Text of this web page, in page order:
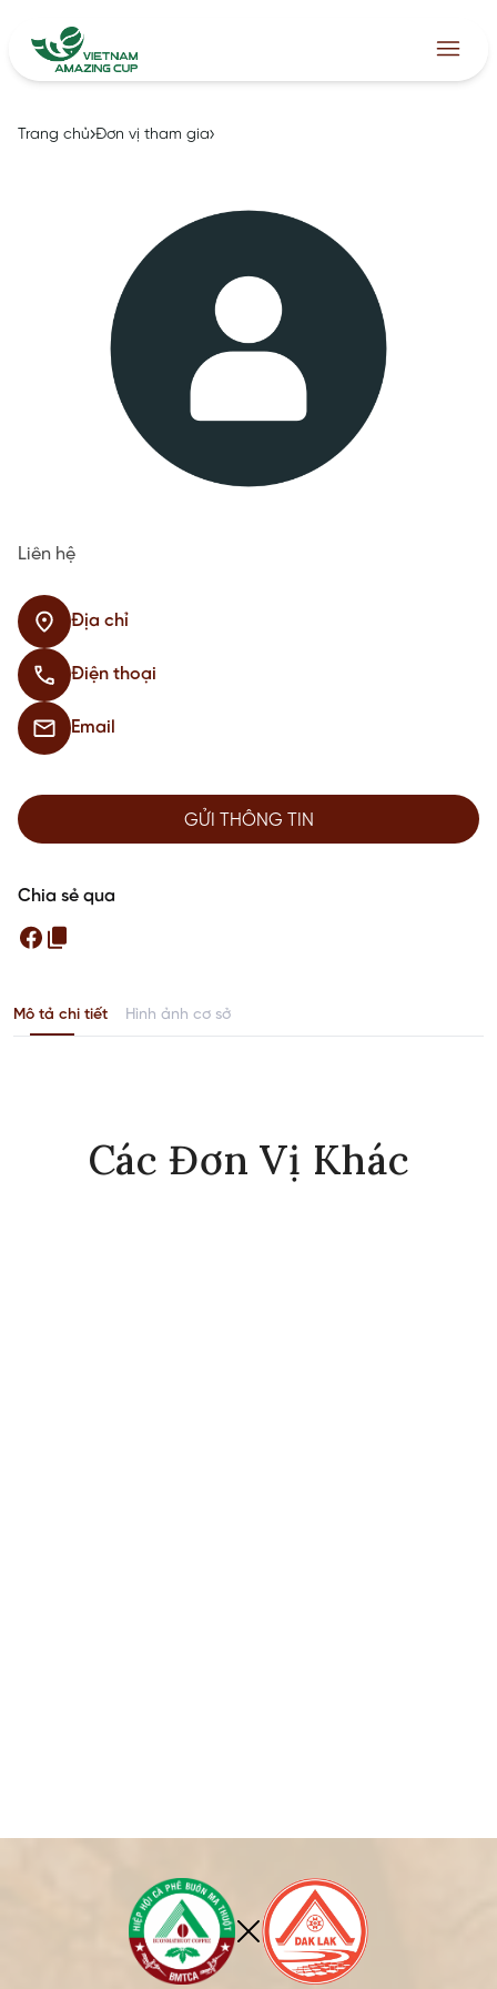
Trang chủ Đơn vị tham gia
Liên hệ
Địa chỉ
Điện thoại
Email
GỬI THÔNG TIN
Chia sẻ qua
Mô tả chi tiết Hình ảnh cơ sở
Các Đơn Vị Khác